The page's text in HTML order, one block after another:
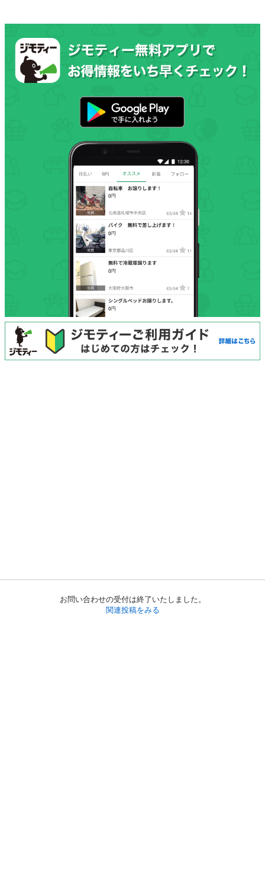
お問い合わせの受付は終了いたしました。
関連投稿をみる